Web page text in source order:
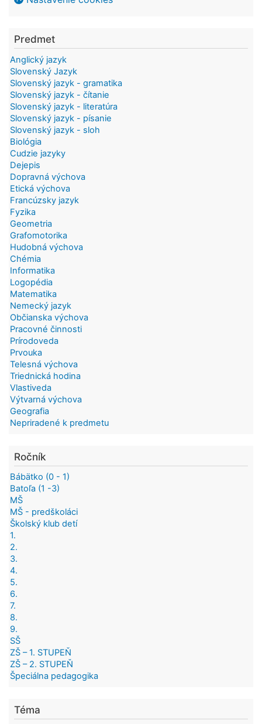
Predmet
Anglický jazyk
Slovenský Jazyk
Slovenský jazyk - gramatika
Slovenský jazyk - čítanie
Slovenský jazyk - literatúra
Slovenský jazyk - písanie
Slovenský jazyk - sloh
Biológia
Cudzie jazyky
Dejepis
Dopravná výchova
Etická výchova
Francúzsky jazyk
Fyzika
Geometria
Grafomotorika
Hudobná výchova
Chémia
Informatika
Logopédia
Matematika
Nemecký jazyk
Občianska výchova
Pracovné činnosti
Prírodoveda
Prvouka
Telesná výchova
Triednická hodina
Vlastiveda
Výtvarná výchova
Geografia
Nepriradené k predmetu
Ročník
Bábätko (0 - 1)
Batoľa (1 -3)
MŠ
MŠ - predškoláci
Školský klub detí
1.
2.
3.
4.
5.
6.
7.
8.
9.
SŠ
ZŠ – 1. STUPEŇ
ZŠ – 2. STUPEŇ
Špeciálna pedagogika
Téma